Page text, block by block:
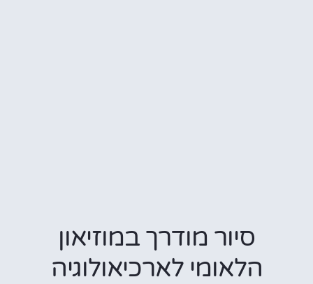
סיור מודרך במוזיאון
הלאומי לארכיאולוגיה